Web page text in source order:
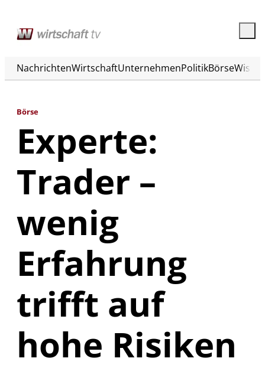
NachrichtenWirtschaftUnternehmenPolitikBörse
Börse
Experte:
Trader –
wenig
Erfahrung
trifft auf
hohe Risiken